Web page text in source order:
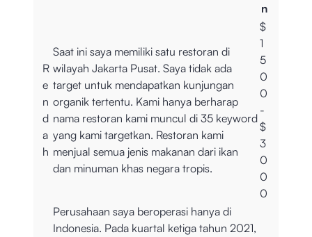
n
R
e
n
d
a
h
Saat ini saya memiliki satu restoran di
wilayah Jakarta Pusat. Saya tidak ada
target untuk mendapatkan kunjungan
organik tertentu. Kami hanya berharap
nama restoran kami muncul di 35 keyword
yang kami targetkan. Restoran kami
menjual semua jenis makanan dari ikan
dan minuman khas negara tropis.
$
1
5
0
0
-
$
3
0
0
0
Perusahaan saya beroperasi hanya di
Indonesia. Pada kuartal ketiga tahun 2021,